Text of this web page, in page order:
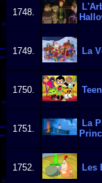
1748.
1749. La
1750.
1751.
La
1752. Les